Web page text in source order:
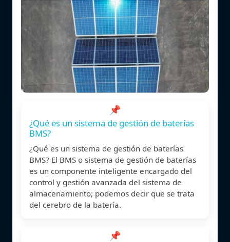
📌
¿Qué es un sistema de gestión de baterías
BMS?
¿Qué es un sistema de gestión de baterías
BMS? El BMS o sistema de gestión de baterías
es un componente inteligente encargado del
control y gestión avanzada del sistema de
almacenamiento; podemos decir que se trata
del cerebro de la batería.
📌